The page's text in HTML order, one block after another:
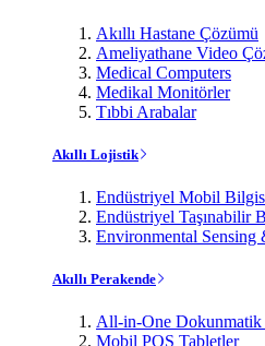
Akıllı Hastane Çözümü
Ameliyathane Video
Medical Computers
Medikal Monitörler
Tıbbi Arabalar
Akıllı Lojistik
Endüstriyel Mobil
Endüstriyel Taşınabilir
Environmental
Akıllı Perakende
All-in-One Dokunmatik
Mobil POS Tabletler